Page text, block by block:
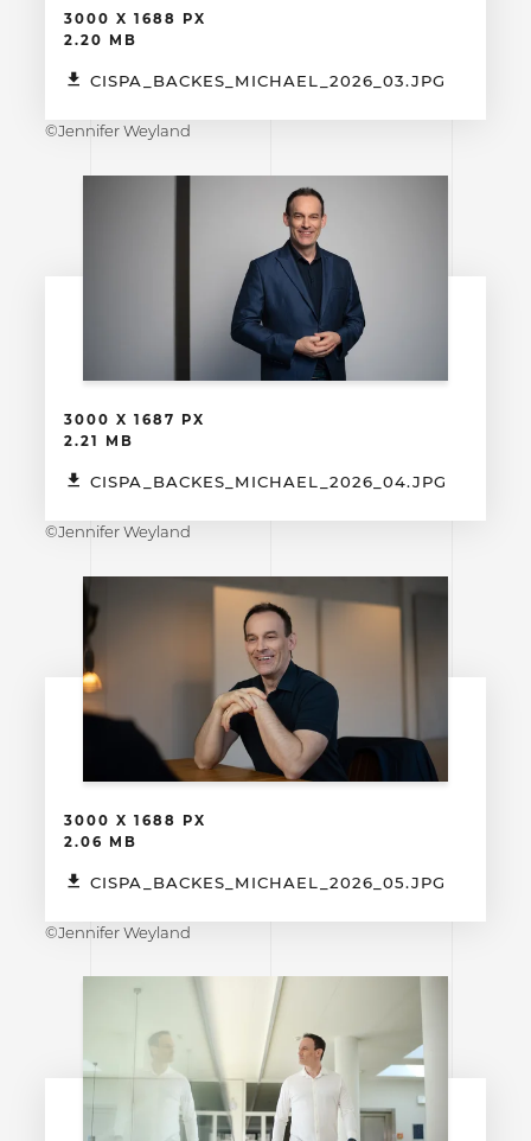
3000 X 1688 PX
2.20 MB
CISPA_BACKES_MICHAEL_2026_03.JPG
©Jennifer Weyland
3000 X 1687 PX
2.21 MB
CISPA_BACKES_MICHAEL_2026_04.JPG
©Jennifer Weyland
3000 X 1688 PX
2.06 MB
CISPA_BACKES_MICHAEL_2026_05.JPG
©Jennifer Weyland